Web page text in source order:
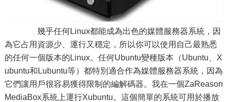
幾乎任何Linux都能成為出色的媒體服務器系統，因
為它占用資源少、運行又穩定，所以你可以使用自己最熟悉
的任何一個版本的Linux。任何Ubuntu變種版本（Ubuntu、X
ubuntu和Lubuntu等）都特別適合作為媒體服務器系統，因為
它們讓用戶很容易獲得限制的編解碼器。我在一個ZaReason
MediaBox系統上運行Xubuntu。這個簡單的系統可用於播放